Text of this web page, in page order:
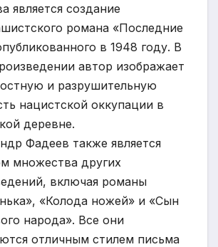
является создание
романа «Последние
в 1948 году. В
автор изображает
и разрушительную
нацистской оккупации в
деревне.
Фадеев также является
множества других
включая романы
«Колода ножей» и «Сын
народа». Все они
отличным стилем письма